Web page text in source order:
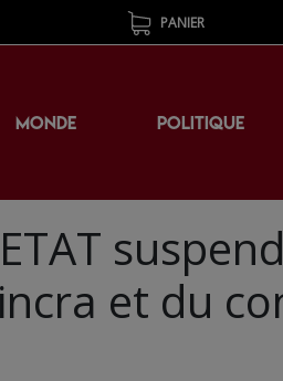
PANIER
MONDE POLITIQUE
et du